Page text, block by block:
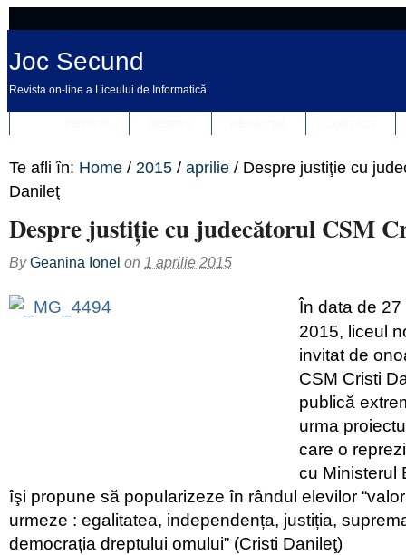
Joc Secund
Revista on-line a Liceului de Informatică
Te afli în: Home / 2015 / aprilie / Despre justiţie cu
Danileţ
Despre justiţie cu judecătorul CSM
ByGeanina Ionel on 1 aprilie 2015
În data de
2015, liceul
invitat de
CSM Cristi
publică
urma
care o
cu Ministerul
îşi propune să popularizeze în rândul elevilor
urmeze : egalitatea, independența, justiția,
democrația dreptului omului” (Cristi Danileţ)